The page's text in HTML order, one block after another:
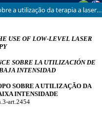
Protoloco de revisão de escopo sobre a utilização da terapia a laser de baixa intensidade